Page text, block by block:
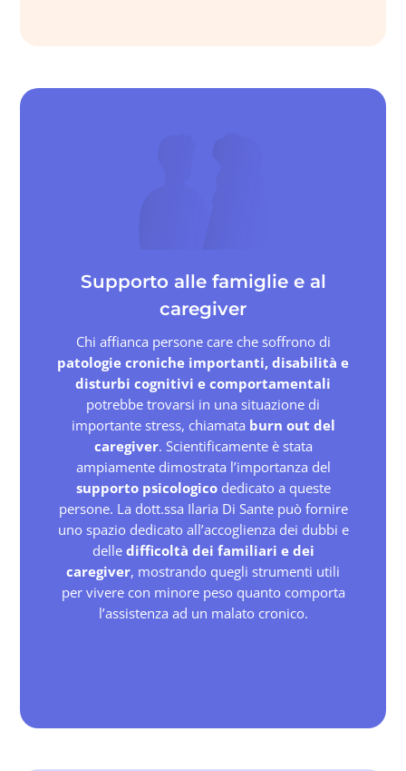
Supporto alle famiglie e al
caregiver
Chi affianca persone care che soffrono di
patologie croniche importanti, disabilità e
disturbi cognitivi e comportamentali
potrebbe trovarsi in una situazione di
importante stress, chiamata burn out del
caregiver. Scientificamente è stata
ampiamente dimostrata l’importanza del
supporto psicologicodedicato a queste
persone. La dott.ssa Ilaria Di Sante può fornire
uno spazio dedicato all’accoglienza dei dubbi e
delle difficoltà dei familiari e dei
caregiver, mostrando quegli strumenti utili
per vivere con minore peso quanto comporta
l’assistenza ad un malato cronico.